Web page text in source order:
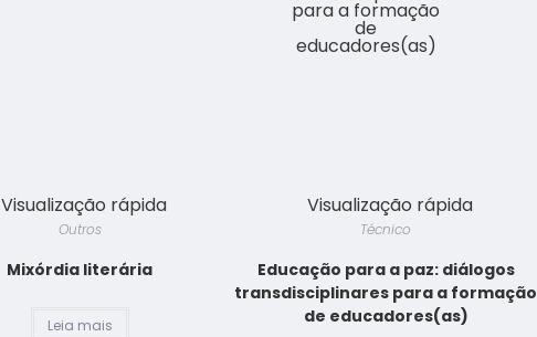
Visualização rápida
Outros
Mixórdia literária
Leia mais
Visualização rápida
Técnico
Educação para a paz: diálogos
transdisciplinares para a formação
de educadores(as)